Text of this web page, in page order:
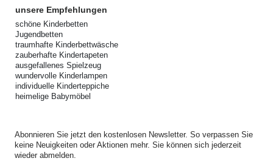
unsere Empfehlungen
schöne Kinderbetten
Jugendbetten
traumhafte Kinderbettwäsche
zauberhafte Kindertapeten
ausgefallenes Spielzeug
wundervolle Kinderlampen
individuelle Kinderteppiche
heimelige Babymöbel
Abonnieren Sie jetzt den kostenlosen Newsletter. So verpassen Sie
keine Neuigkeiten oder Aktionen mehr. Sie können sich jederzeit
wieder abmelden.